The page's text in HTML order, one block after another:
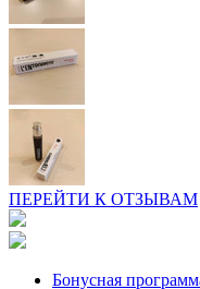
ПЕРЕЙТИ К ОТЗЫВАМ
Бонусная